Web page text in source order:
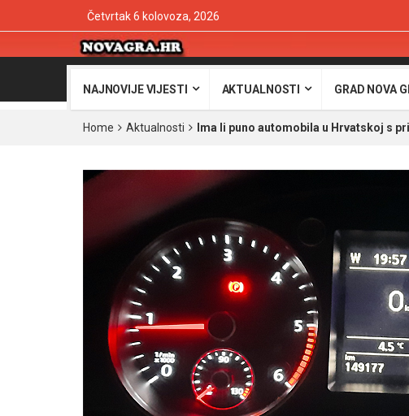
Četvrtak 6 kolovoza, 2026
NAJNOVIJE VIJESTI AKTUALNOSTI GRAD NOVA
Home Aktualnosti Ima li puno automobila u Hrvatskoj s